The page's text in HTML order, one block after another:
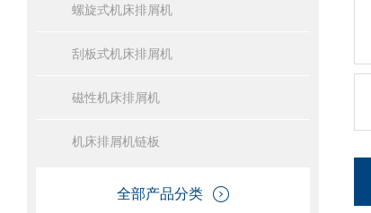
螺旋式机床排屑机
刮板式机床排屑机
磁性机床排屑机
机床排屑机链板
全部产品分类